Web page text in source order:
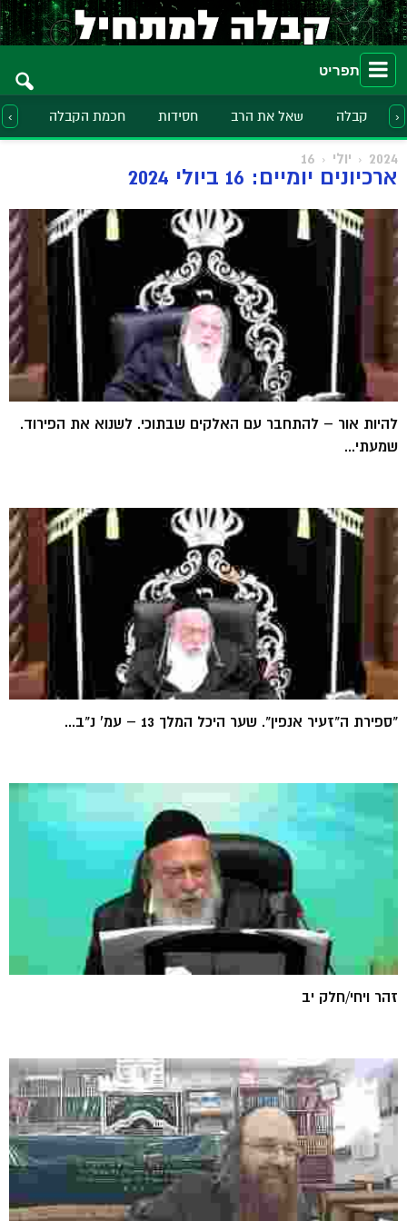
תפריט
קבלה שאל את הרב חסידות חכמת הקבלה ›
‹
2024 יולי 16
ארכיונים יומיים: 16 ביולי 2024
להיות אור – להתחבר עם האלקים שבתוכי. לשנוא את הפירוד.
שמעתי...
"ספירת ה"זעיר אנפין". שער היכל המלך 13 – עמ' נ"ב...
זהר ויחי/חלק יב